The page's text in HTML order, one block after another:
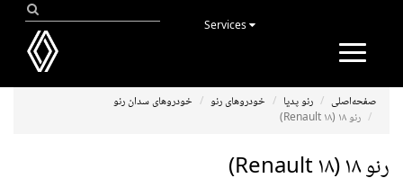
Toggle
صفحه‌اصلی رنو پدیا خودروهای رنو
خودروهای سدان رنو
رنو ۱۸ (Renault ۱۸)
رنو ۱۸ (Renault ۱۸)